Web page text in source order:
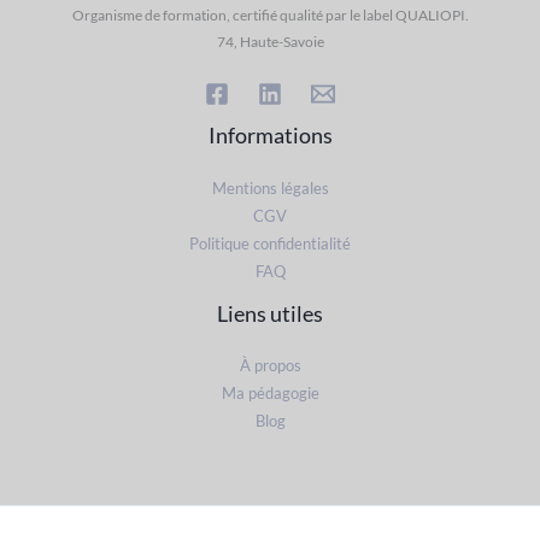
Organisme de formation, certifié qualité par le label QUALIOPI.
74, Haute-Savoie
Informations
Mentions légales
CGV
Politique confidentialité
FAQ
Liens utiles
À propos
Ma pédagogie
Blog